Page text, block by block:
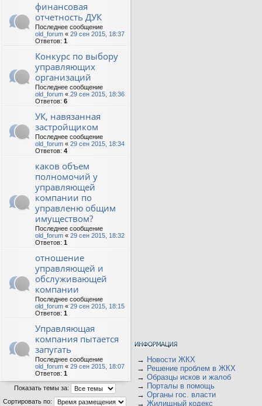
финансовая
отчетность ДУК
Последнее сообщение
old_forum « 29 сен 2015, 18:37
Ответов: 1
Конкурс по выбору
управляющих
организаций
Последнее сообщение
old_forum « 29 сен 2015, 18:36
Ответов: 6
УК, навязанная
застройщиком
Последнее сообщение
old_forum « 29 сен 2015, 18:34
Ответов: 4
каков объем
полномочий у
управляющей
компании по
управленю общим
имуществом?
Последнее сообщение
old_forum « 29 сен 2015, 18:32
Ответов: 1
отношение
управляющей и
обслуживающей
компании
Последнее сообщение
old_forum « 29 сен 2015, 18:15
Ответов: 1
Управляющая
компания пытается
запугать
Последнее сообщение
old_forum « 29 сен 2015, 18:07
Ответов: 1
Показать темы за:
Сортировать по:
→ Новости ЖКХ
→ Решение проблем в ЖКХ
→ Образцы исков и жалоб
→ Порталы в помощь
→ Органы гос. власти
→ Жилищный кодекс